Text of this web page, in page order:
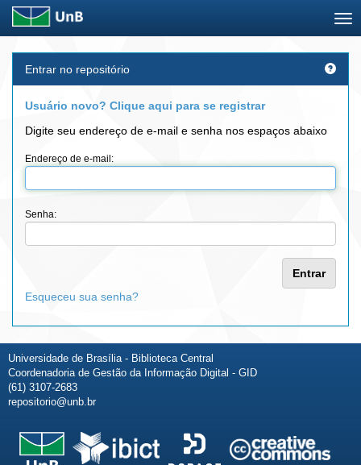
navigationEntrar no repositório
Usuário novo? Clique aqui para se registrar
Digite seu endereço de e-mail e senha nos espaços abaixo
Endereço de e-mail:
Senha:
Esqueceu sua senha?
Universidade de Brasília - Biblioteca Central
Coordenadoria de Gestão da Informação Digital - GID
(61) 3107-2683
repositorio@unb.br